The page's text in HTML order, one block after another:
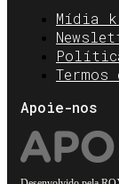
Mídia
Termos
Apoie-nos